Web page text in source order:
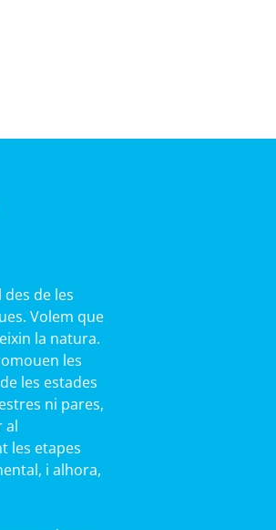
des de les
Volem que
la natura.
les
les estades
ni pares,
al
les etapes
i alhora,